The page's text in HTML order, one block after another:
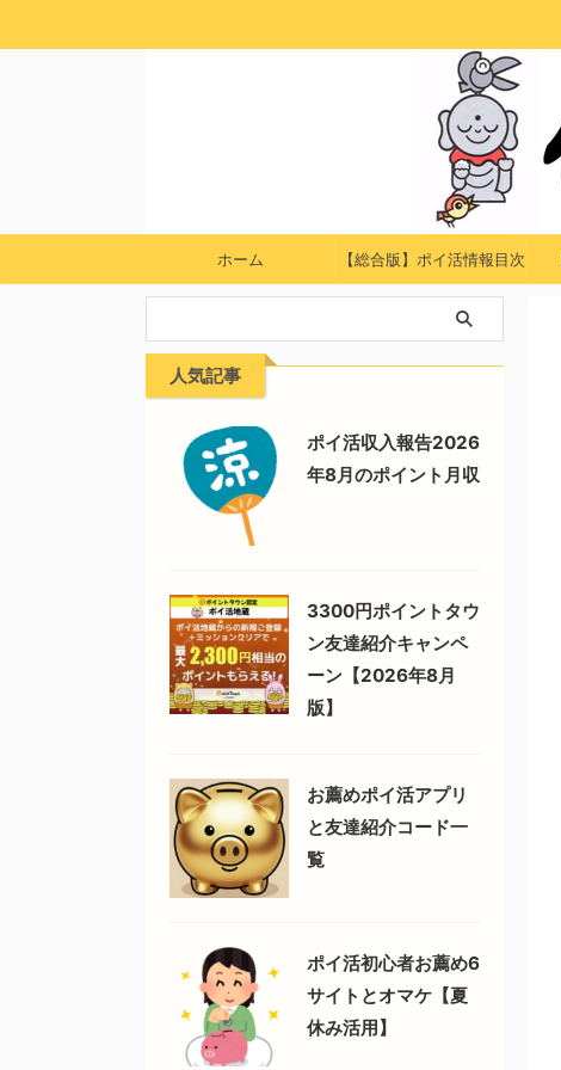
ホーム 【総合版】ポイ活情報目次
人気記事
ポイ活収入報告2026
年8月のポイント月収
3300円ポイントタウ
ン友達紹介キャンペ
ーン【2026年8月
版】
お薦めポイ活アプリ
と友達紹介コード一
覧
ポイ活初心者お薦め6
サイトとオマケ【夏
休み活用】